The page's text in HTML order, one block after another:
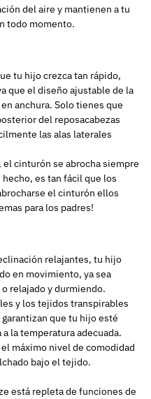
del aire y mantienen a tu
todo momento.
tu hijo crezca tan rápido,
que el diseño ajustable de la
anchura. Solo tienes que
del reposacabezas
las alas laterales
cinturón se abrocha siempre
es tan fácil que los
el cinturón ellos
para los padres!
relajantes, tu hijo
en movimiento, ya sea
relajado y durmiendo.
y los tejidos transpirables
que tu hijo esté
la temperatura adecuada.
máximo nivel de comodidad
bajo el tejido.
está repleta de funciones de